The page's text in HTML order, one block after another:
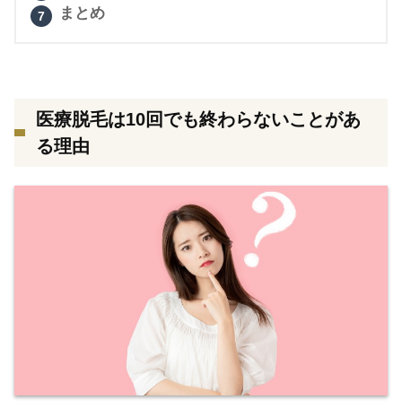
まとめ
医療脱毛は10回でも終わらないことがあ
る理由